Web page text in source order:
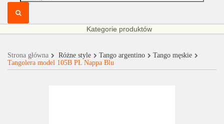
Kategorie produktów
Strona główna Różne style Tango argentino
Tango męskie
Tangolera model 105B PL Nappa Blu